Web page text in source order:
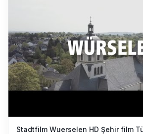
Stadtfilm Wuerselen HD Şehir film